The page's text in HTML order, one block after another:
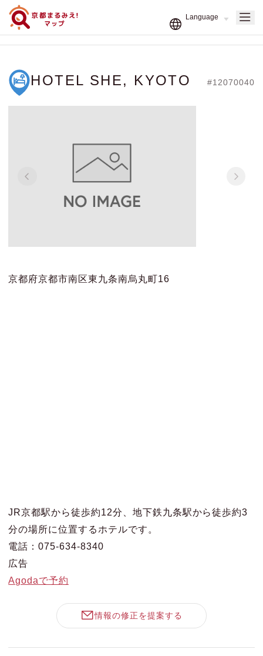
HOTEL SHE, KYOTO #12070040
京都府京都市南区東九条南烏丸町16
JR京都駅から徒歩約12分、地下鉄九条駅から徒歩約3
分の場所に位置するホテルです。
電話：075-634-8340
広告
Agodaで予約
情報の修正を提案する